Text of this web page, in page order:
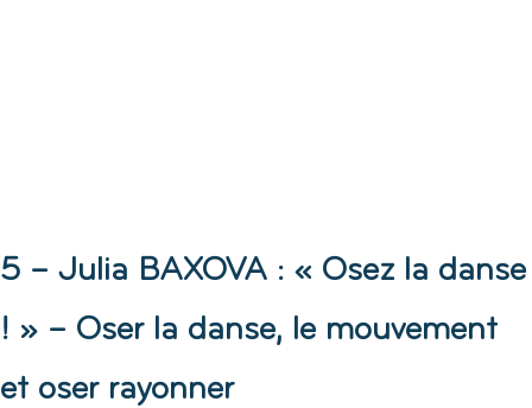
5 – Julia BAXOVA : « Osez la danse
! » – Oser la danse, le mouvement
et oser rayonner